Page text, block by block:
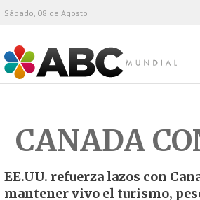
ABC Mundial
Sábado, 08 de Agosto
CANADA
EE.UU. refuerza lazos con
mantener vivo el turismo,